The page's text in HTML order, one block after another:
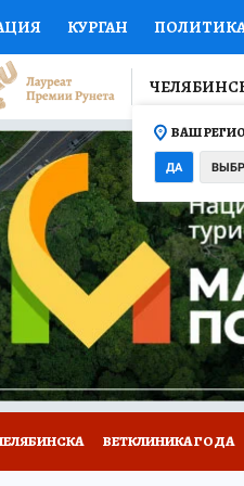
КУРГАН
КОЛУМНИСТЫ
ФИНАНСЫ
НА СПОРТ ПРОМОКОДЫ
ТЕЛЕВИЗОР
САЙТЕ
ВАШ
ДА
ВЕТКЛИНИКА ГОДА